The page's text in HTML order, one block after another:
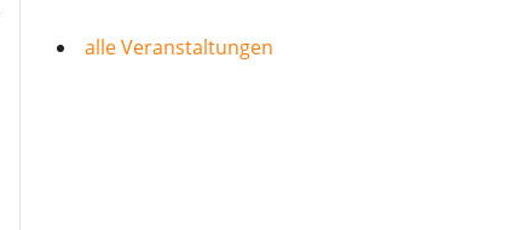
alle Veranstaltungen